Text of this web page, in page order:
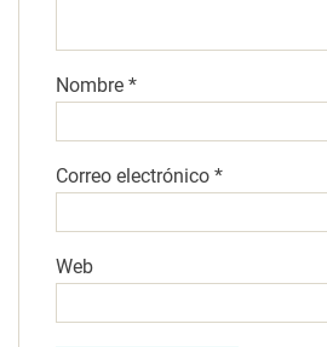
Nombre *
Correo electrónico *
Web